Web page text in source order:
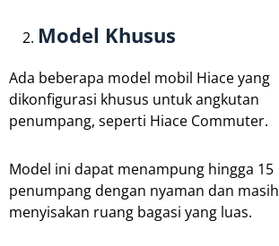
Model Khusus
Ada beberapa model mobil Hiace yang
dikonfigurasi khusus untuk angkutan
penumpang, seperti Hiace Commuter.
Model ini dapat menampung hingga 15
penumpang dengan nyaman dan masih
menyisakan ruang bagasi yang luas.